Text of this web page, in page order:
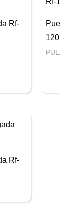
Rf-
Rf-